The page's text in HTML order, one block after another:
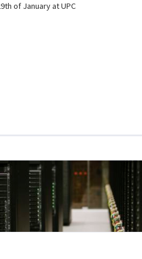
of January at UPC